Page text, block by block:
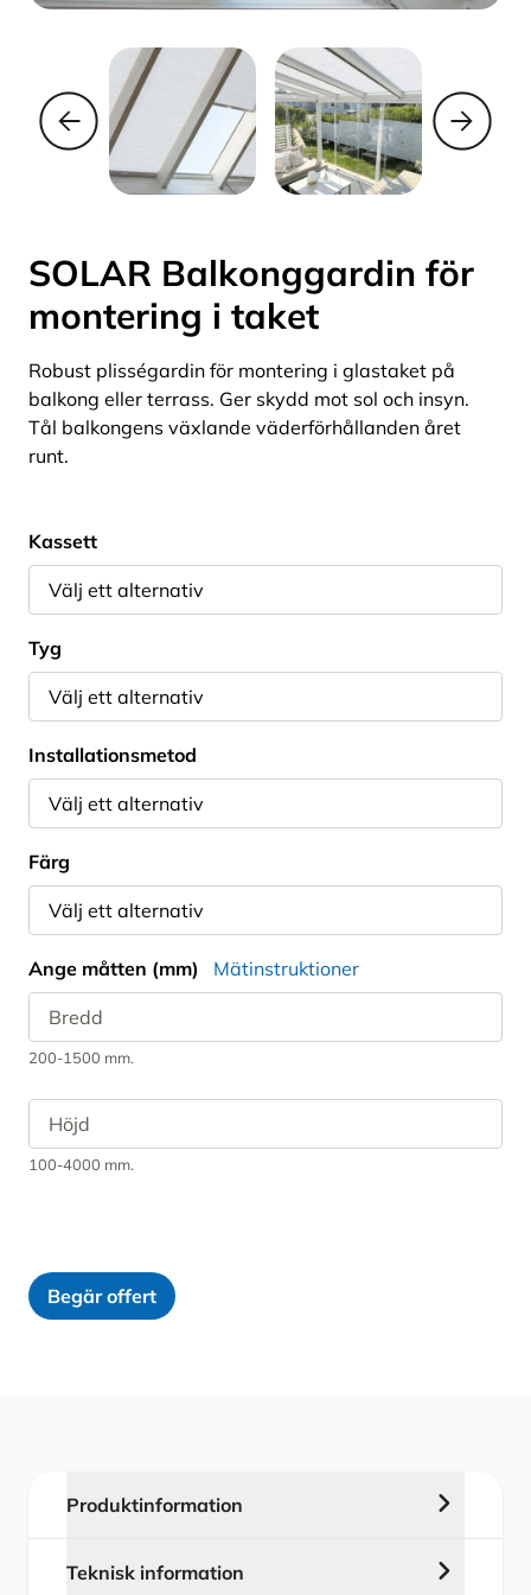
SOLAR Balkonggardin för
montering i taket
Robust plisségardin för montering i glastaket på
balkong eller terrass. Ger skydd mot sol och insyn.
Tål balkongens växlande väderförhållanden året
runt.
Kassett
Tyg
Installationsmetod
Färg
Ange måtten (mm) Mätinstruktioner
200-1500 mm.
100-4000 mm.
Begär offert
Produktinformation
SOLAR Balkonggardinen för
Teknisk information